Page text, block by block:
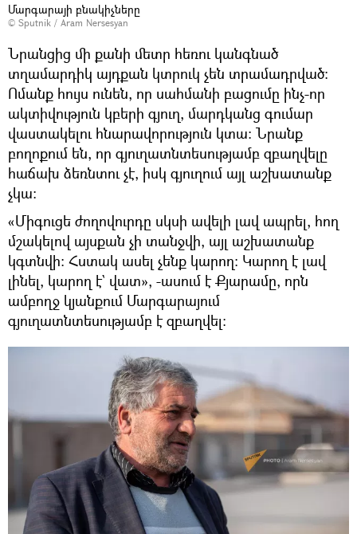
Մարգարայի բնակիչները
© Sputnik / Aram Nersesyan
Նրանցից մի քանի մետր հեռու կանգնած
տղամարդիկ այդքան կտրուկ չեն տրամադրված։
Ոմանք հույս ունեն, որ սահմանի բացումը ինչ-որ
ակտիվություն կբերի գյուղ, մարդկանց գումար
վաստակելու հնարավորություն կտա։ Նրանք
բողոքում են, որ գյուղատնտեսությամբ զբաղվելը
հաճախ ձեռնտու չէ, իսկ գյուղում այլ աշխատանք
չկա։
«Միգուցե ժողովուրդը սկսի ավելի լավ ապրել, հող
մշակելով այսքան չի տանջվի, այլ աշխատանք
կգտնվի։ Հստակ ասել չենք կարող։ Կարող է լավ
լինել, կարող է` վատ», -ասում է Քյարամը, որն
ամբողջ կյանքում Մարգարայում
գյուղատնտեսությամբ է զբաղվել։